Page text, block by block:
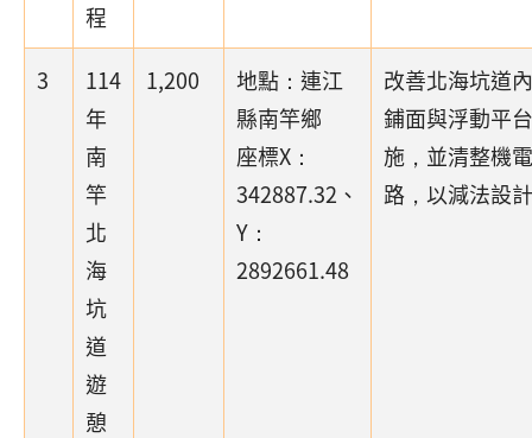
程
3
114
年
南
竿
北
海
坑
道
遊
憩
1,200
地點：連江
縣南竿鄉
座標X：
342887.32、
Y：
2892661.48
改善北海坑道
鋪面與浮動平
施，並清整機
路，以減法設